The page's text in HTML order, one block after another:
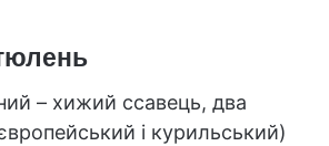
– хижий ссавець, два
і курильський)